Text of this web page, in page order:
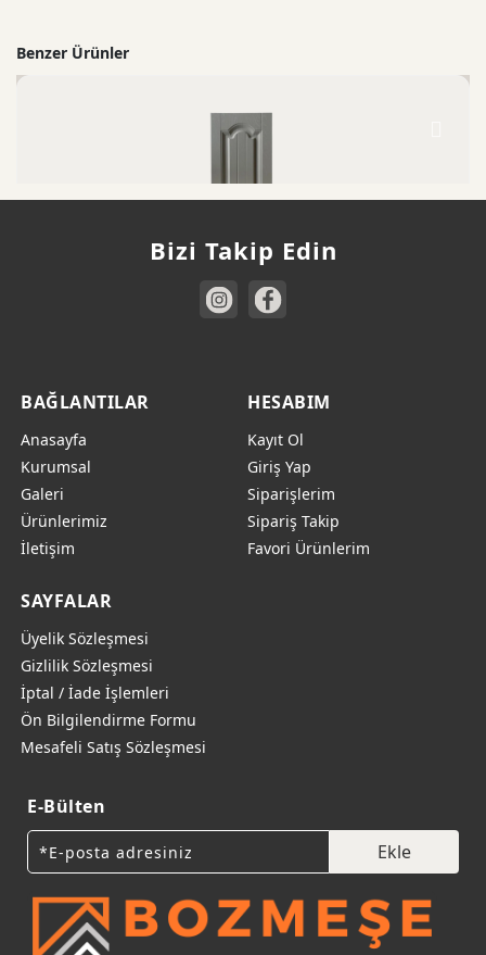
Benzer Ürünler
Bizi Takip Edin
BAĞLANTILAR
Anasayfa
Kurumsal
Galeri
Ürünlerimiz
İletişim
HESABIM
Kayıt Ol
Giriş Yap
Siparişlerim
Sipariş Takip
Favori Ürünlerim
SAYFALAR
Üyelik Sözleşmesi
Gizlilik Sözleşmesi
İptal / İade İşlemleri
Ön Bilgilendirme Formu
Mesafeli Satış Sözleşmesi
E-Bülten
Ekle